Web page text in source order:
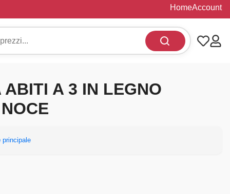
HomeAccount
ABITI A 3 IN LEGNO
principale